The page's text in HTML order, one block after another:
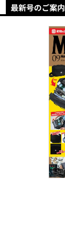
最新号のご案内